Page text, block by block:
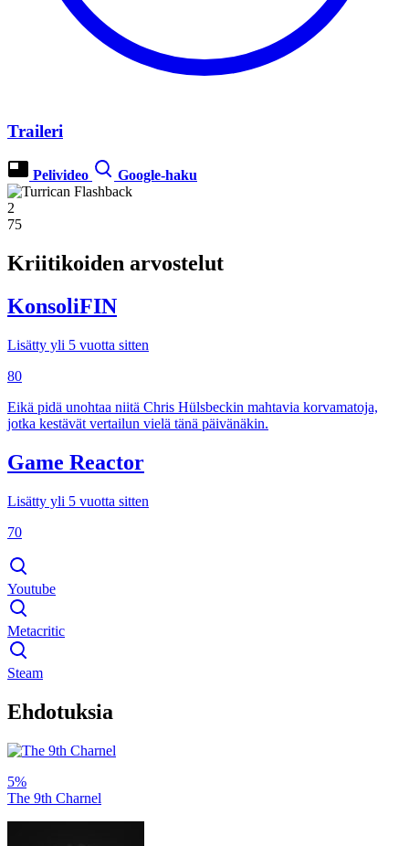
Traileri
Pelivideo Google-haku
2
75
Kriitikoiden arvostelut
KonsoliFIN
Lisätty yli 5 vuotta sitten
80
Eikä pidä unohtaa niitä Chris Hülsbeckin mahtavia korvamatoja,
jotka kestävät vertailun vielä tänä päivänäkin.
Game Reactor
Lisätty yli 5 vuotta sitten
70
Youtube
Metacritic
Steam
Ehdotuksia
5%
The 9th Charnel